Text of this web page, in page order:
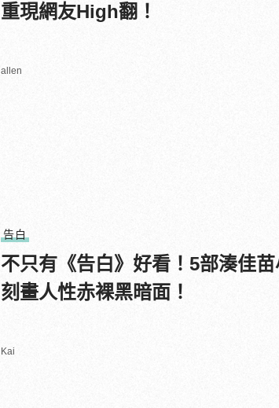
重現網友High翻！
allen
告白
不只有《告白》好看！5部湊佳
刻畫人性赤裸黑暗面！
Kai